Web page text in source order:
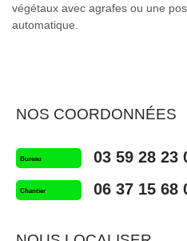
végétaux avec agrafes ou une
automatique.
NOS COORDONNÉES
Bureau 03 59 28 23
Chantier 06 37 15 68